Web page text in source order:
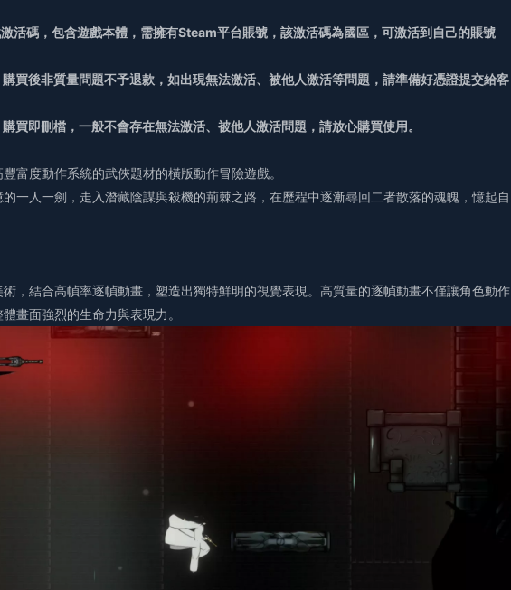
活碼，包含遊戲本體，需擁有Steam平台賬號，該激活碼為國區，可激活到自己的賬號
買後非質量問題不予退款，如出現無法激活、被他人激活等問題，請準備好憑證提交給客
買即刪檔，一般不會存在無法激活、被他人激活問題，請放心購買使用。
豐富度動作系統的武俠題材的橫版動作冒險遊戲。
一人一劍，走入潛藏陰謀與殺機的荊棘之路，在歷程中逐漸尋回二者散落的魂魄，憶起自
，結合高幀率逐幀動畫，塑造出獨特鮮明的視覺表現。高質量的逐幀動畫不僅讓角色動作
畫面強烈的生命力與表現力。